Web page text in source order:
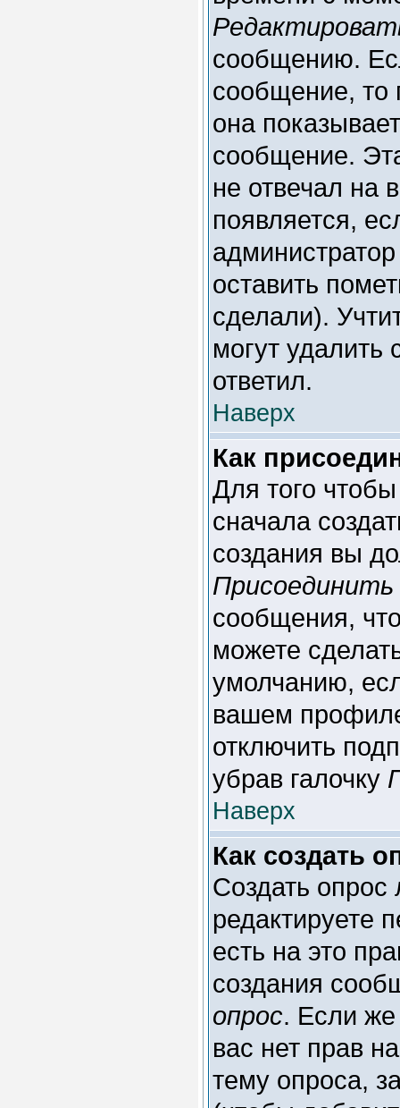
сообщению.
сообщение, то
она
сообщение.
не отвечал на
появляется,
оставить
сделали).
могут удалить
ответил.
Наверх
Как
Для того
сначала
создания вы
Присоединить
сообщения,
можете
умолчанию,
вашем
отключить
убрав галочку
Наверх
Как создать
Создать опрос
редактируете
есть на это
создания
опрос. Если же
вас нет прав
тему опроса,